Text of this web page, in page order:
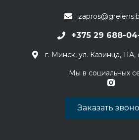
+375 29 688-
г. Минск, ул. Казинца, 11А,
Мы в социальных
Заказать